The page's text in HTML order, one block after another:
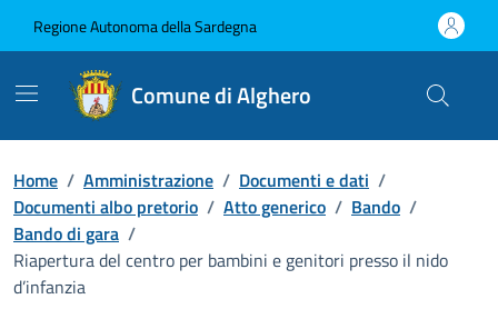
Regione Autonoma della Sardegna
Comune di Alghero
Home / Amministrazione / Documenti e dati /
Documenti albo pretorio / Atto generico / Bando /
Bando di gara /
Riapertura del centro per bambini e genitori presso il nido
d’infanzia